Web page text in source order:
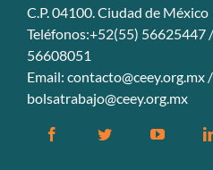
C.P. 04100. Ciudad de México
Teléfonos:+52(55)
56608051
Email: contacto@ceey.org.mx /
bolsatrabajo@ceey.org.mx